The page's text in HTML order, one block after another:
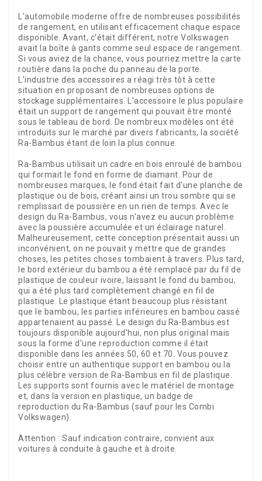
L'automobile moderne offre de nombreuses possibilités
de rangement, en utilisant efficacement chaque espace
disponible. Avant, c'était différent, notre Volkswagen
avait la boîte à gants comme seul espace de rangement.
Si vous aviez de la chance, vous pourriez mettre la carte
routière dans la poche du panneau de la porte.
L'industrie des accessoires a réagi très tôt à cette
situation en proposant de nombreuses options de
stockage supplémentaires. L'accessoire le plus populaire
était un support de rangement qui pouvait être monté
sous le tableau de bord. De nombreux modèles ont été
introduits sur le marché par divers fabricants, la société
Ra-Bambus étant de loin la plus connue.
Ra-Bambus utilisait un cadre en bois enroulé de bambou
qui formait le fond en forme de diamant. Pour de
nombreuses marques, le fond était fait d'une planche de
plastique ou de bois, créant ainsi un trou sombre qui se
remplissait de poussière en un rien de temps. Avec le
design du Ra-Bambus, vous n'avez eu aucun problème
avec la poussière accumulée et un éclairage naturel.
Malheureusement, cette conception présentait aussi un
inconvénient, on ne pouvait y mettre que de grandes
choses, les petites choses tombaient à travers. Plus tard,
le bord extérieur du bambou a été remplacé par du fil de
plastique de couleur ivoire, laissant le fond du bambou,
qui a été plus tard complètement changé en fil de
plastique. Le plastique étant beaucoup plus résistant
que le bambou, les parties inférieures en bambou cassé
appartenaient au passé. Le design du Ra-Bambus est
toujours disponible aujourd'hui, non plus original mais
sous la forme d'une reproduction comme il était
disponible dans les années 50, 60 et 70. Vous pouvez
choisir entre un authentique support en bambou ou la
plus célèbre version de Ra-Bambus en fil de plastique.
Les supports sont fournis avec le matériel de montage
et, dans la version en plastique, un badge de
reproduction du Ra-Bambus (sauf pour les Combi
Volkswagen).
Attention : Sauf indication contraire, convient aux
voitures à conduite à gauche et à droite.